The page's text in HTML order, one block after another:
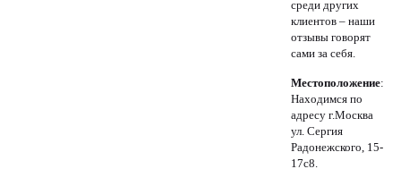
среди других
клиентов – наши
отзывы говорят
сами за себя.
Местоположение:
Находимся по
адресу г.Москва
ул. Сергия
Радонежского, 15-
17с8.